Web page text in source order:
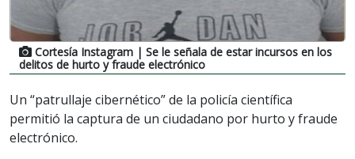
Cortesía Instagram | Se le señala de estar incursos en los
delitos de hurto y fraude electrónico
Un “patrullaje cibernético” de la policía científica
permitió la captura de un ciudadano por hurto y fraude
electrónico.